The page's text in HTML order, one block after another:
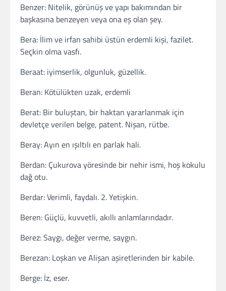
Benzer: Nitelik, görünüş ve yapı bakımından bir
başkasına benzeyen veya ona eş olan şey.
Bera: İlim ve irfan sahibi üstün erdemli kişi, fazilet.
Seçkin olma vasfı.
Beraat: iyimserlik, olgunluk, güzellik.
Beran: Kötülükten uzak, erdemli
Berat: Bir buluştan, bir haktan yararlanmak için
devletçe verilen belge, patent. Nişan, rütbe.
Beray: Ayın en ışıltılı en parlak hali.
Berdan: Çukurova yöresinde bir nehir ismi, hoş kokulu
dağ otu.
Berdar: Verimli, faydalı. 2. Yetişkin.
Beren: Güçlü, kuvvetli, akıllı anlamlarındadır.
Berez: Saygı, değer verme, saygın.
Berezan: Loşkan ve Alişan aşiretlerinden bir kabile.
Berge: İz, eser.